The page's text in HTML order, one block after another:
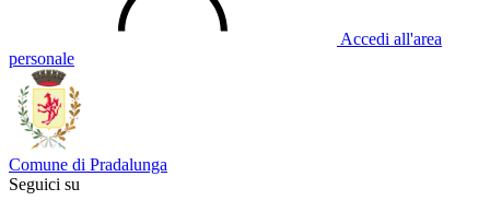
Accedi all'area
personale
Comune di Pradalunga
Seguici su